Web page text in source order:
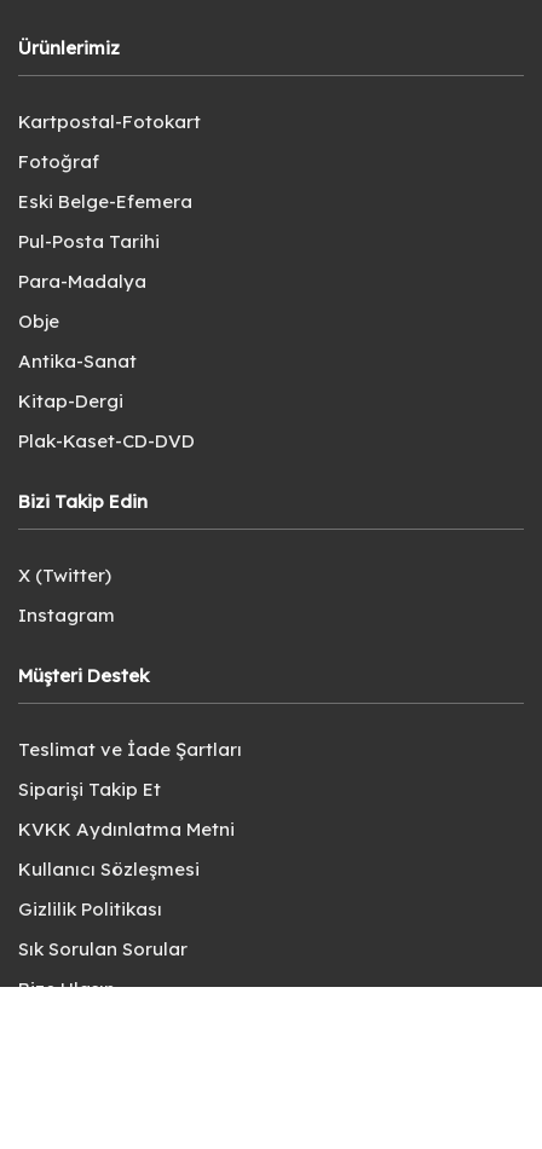
Ürünlerimiz
Kartpostal-Fotokart
Fotoğraf
Eski Belge-Efemera
Pul-Posta Tarihi
Para-Madalya
Obje
Antika-Sanat
Kitap-Dergi
Plak-Kaset-CD-DVD
Bizi Takip Edin
X (Twitter)
Instagram
Müşteri Destek
Teslimat ve İade Şartları
Siparişi Takip Et
KVKK Aydınlatma Metni
Kullanıcı Sözleşmesi
Gizlilik Politikası
Sık Sorulan Sorular
Bize Ulaşın